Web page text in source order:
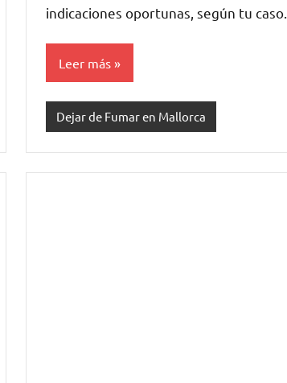
indicaciones oportunas, según tu caso.
Leer más
Dejar de Fumar en Mallorca